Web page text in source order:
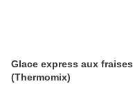
Glace express aux fraises
(Thermomix)